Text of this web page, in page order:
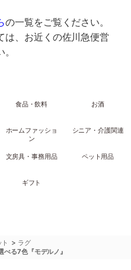
の一覧をご覧ください。
は、お近くの佐川急便営
食品・飲料 お酒
ホームファッショ
ン
シニア・介護関連
文房具・事務用品 ペット用品
ギフト
> ラグ
る7色『モデルノ』